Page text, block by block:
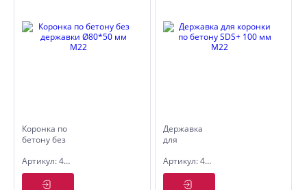
Коронка по
бетону без
Ø80*50 мм
M22
Артикул: 4805380
Державка
для
бетону
SDS+ 100
мм M22
Артикул: 4805510